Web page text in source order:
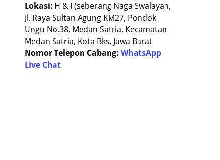
Lokasi: H & I (seberang Naga Swalayan,
Jl. Raya Sultan Agung KM27, Pondok
Ungu No.38, Medan Satria, Kecamatan
Medan Satria, Kota Bks, Jawa Barat
Nomor Telepon Cabang: WhatsApp
Live Chat